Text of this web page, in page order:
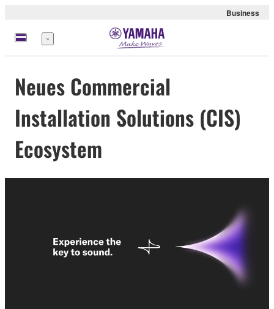
Business
Menü
Neues Commercial
Installation Solutions (CIS)
Ecosystem